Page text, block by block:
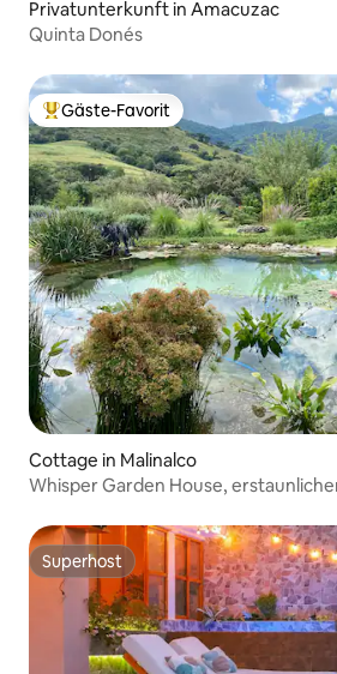
Privatunterkunft in Amacuzac
Quinta Donés
Beliebter Gäste-Favorit.
Gäste-Favorit
Cottage in Malinalco
Whisper Garden House,
Superhost
Superhost